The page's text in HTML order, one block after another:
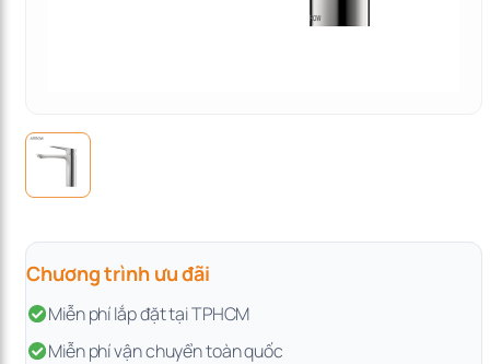
Chương trình ưu đãi
Miễn phí lắp đặt tại TPHCM
Miễn phí vận chuyển toàn quốc